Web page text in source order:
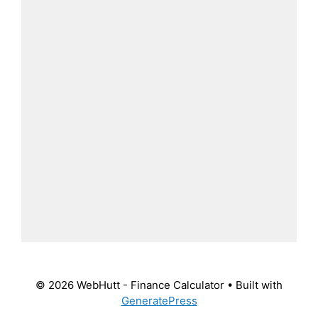
© 2026 WebHutt - Finance Calculator • Built with
GeneratePress